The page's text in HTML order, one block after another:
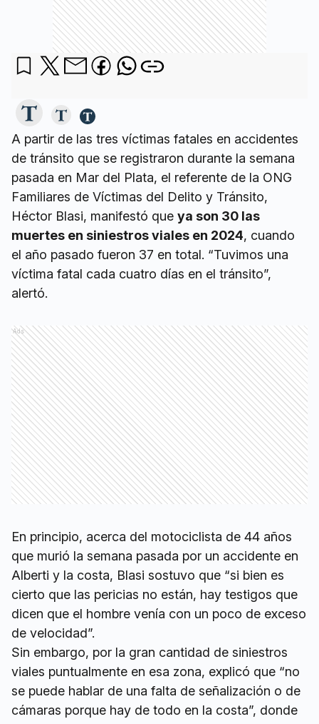
A partir de las tres víctimas fatales en accidentes
de tránsito que se registraron durante la semana
pasada en Mar del Plata, el referente de la ONG
Familiares de Víctimas del Delito y Tránsito,
Héctor Blasi, manifestó que ya son 30 las
muertes en siniestros viales en 2024, cuando
el año pasado fueron 37 en total. “Tuvimos una
víctima fatal cada cuatro días en el tránsito”,
alertó.
Ads
En principio, acerca del motociclista de 44 años
que murió la semana pasada por un accidente en
Alberti y la costa, Blasi sostuvo que “si bien es
cierto que las pericias no están, hay testigos que
dicen que el hombre venía con un poco de exceso
de velocidad”.
Sin embargo, por la gran cantidad de siniestros
viales puntualmente en esa zona, explicó que “no
se puede hablar de una falta de señalización o de
cámaras porque hay de todo en la costa”, donde